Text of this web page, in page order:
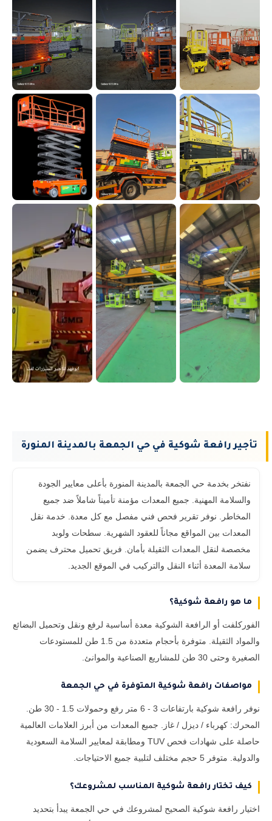
تأجير رافعة شوكية في حي الجمعة بالمدينة المنورة
نفتخر بخدمة حي الجمعة بالمدينة المنورة بأعلى معايير الجودة
والسلامة المهنية. جميع المعدات مؤمنة تأميناً شاملاً ضد جميع
المخاطر. نوفر تقرير فحص فني مفصل مع كل معدة. خدمة نقل
المعدات بين المواقع مجاناً للعقود الشهرية. سطحات ولوبد
مخصصة لنقل المعدات الثقيلة بأمان. فريق تحميل محترف يضمن
سلامة المعدة أثناء النقل والتركيب في الموقع الجديد.
ما هو رافعة شوكية؟
الفوركلفت أو الرافعة الشوكية معدة أساسية لرفع ونقل وتحميل البضائع
والمواد الثقيلة. متوفرة بأحجام متعددة من 1.5 طن للمستودعات
الصغيرة وحتى 30 طن للمشاريع الصناعية والموانئ.
مواصفات رافعة شوكية المتوفرة في حي الجمعة
نوفر رافعة شوكية بارتفاعات 3 - 6 متر رفع وحمولات 1.5 - 30 طن.
المحرك: كهرباء / ديزل / غاز. جميع المعدات من أبرز العلامات العالمية
حاصلة على شهادات فحص TUV ومطابقة لمعايير السلامة السعودية
والدولية. متوفر 5 حجم مختلف لتلبية جميع الاحتياجات.
كيف تختار رافعة شوكية المناسب لمشروعك؟
اختيار رافعة شوكية الصحيح لمشروعك في حي الجمعة يبدأ بتحديد